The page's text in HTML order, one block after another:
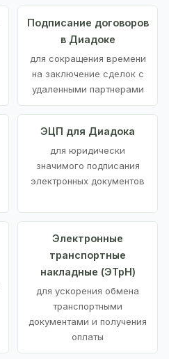
Подписание договоров
в Диадоке
для сокращения времени
на заключение сделок с
удаленными партнерами
ЭЦП для Диадока
для юридически
значимого подписания
электронных документов
Электронные
транспортные
накладные (ЭТрН)
для ускорения обмена
транспортными
документами и получения
оплаты